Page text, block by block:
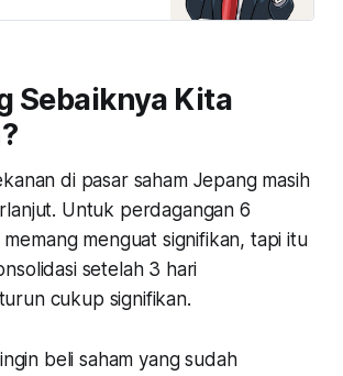
saham ke
Sebaiknya Kita
di pasar saham Jepang masih
Untuk perdagangan 6
menguat signifikan, tapi itu
setelah 3 hari
cukup signifikan.
beli saham yang sudah